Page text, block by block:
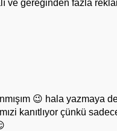
ve gereğinden fazla
😉 hala yazmaya
kanıtlıyor çünkü